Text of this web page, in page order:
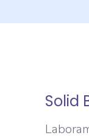
Solid